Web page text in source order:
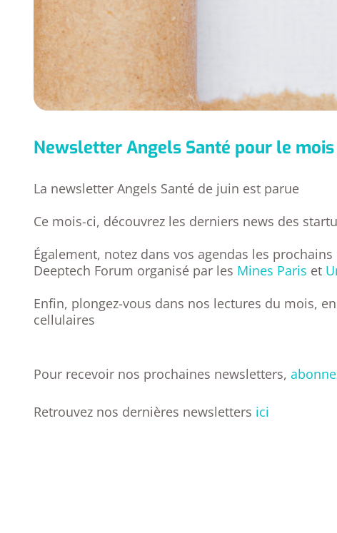
Newsletter Angels Santé pour le
La newsletter Angels Santé de juin est parue
Ce mois-ci, découvrez les derniers news des
Également, notez dans vos agendas les
Deeptech Forum organisé par les Mines Paris et
Enfin, plongez-vous dans nos lectures du mois,
cellulaires
Pour recevoir nos prochaines newsletters,
Retrouvez nos dernières newsletters ici